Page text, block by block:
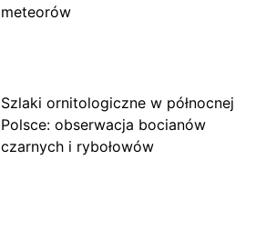
meteorów
Szlaki ornitologiczne w północnej
Polsce: obserwacja bocianów
czarnych i rybołowów